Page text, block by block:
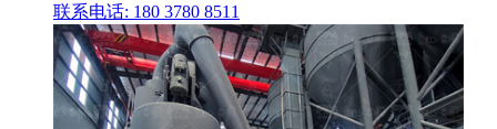
联系电话: 180 3780 8511